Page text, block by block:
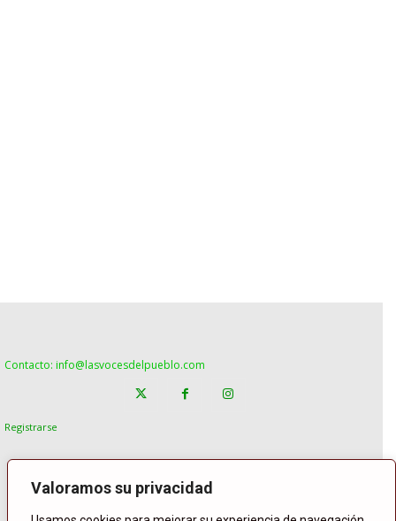
Valoramos su privacidad
Contacto: info@lasvocesdelpueblo.com
Registrarse